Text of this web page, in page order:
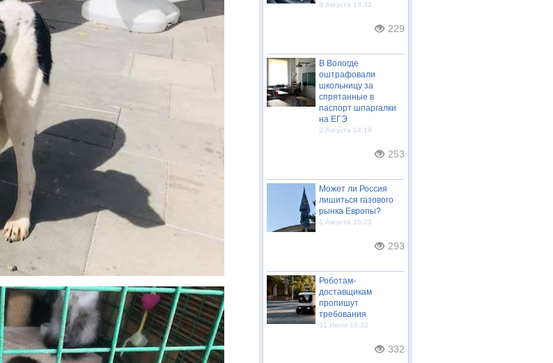
3 Августа 13:32
229
В Вологде
оштрафовали
школьницу за
спрятанные в
паспорт шпаргалки
на ЕГЭ
2 Августа 14:19
253
Может ли Россия
лишиться газового
рынка Европы?
1 Августа 16:23
293
Роботам-
доставщикам
пропишут
требования
31 Июля 18:32
332